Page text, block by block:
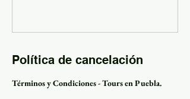
Política de cancelación
Términos y Condiciones - Tours en Puebla.